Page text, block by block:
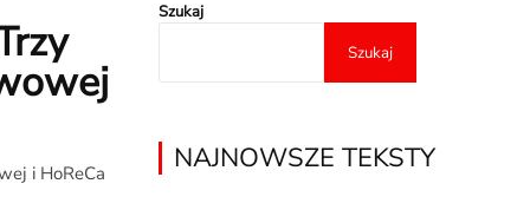
i HoReCa
Szukaj
Szukaj
NAJNOWSZE TEKSTY